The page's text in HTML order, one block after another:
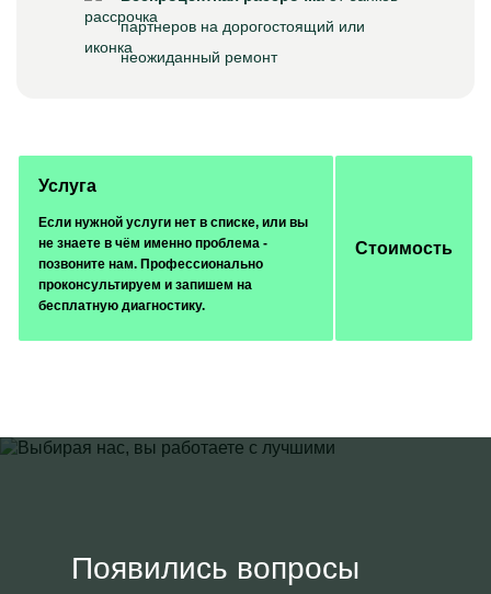
партнеров на дорогостоящий или
неожиданный ремонт
Услуга
Если нужной услуги нет в списке, или вы
не знаете в чём именно проблема -
позвоните нам. Профессионально
проконсультируем и запишем на
бесплатную диагностику.
Стоимость
Появились вопросы